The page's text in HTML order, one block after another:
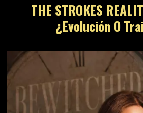
THE STROKES
¿Evolución O